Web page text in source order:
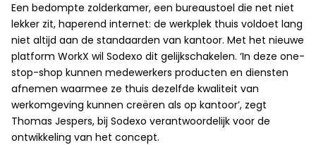
Een bedompte zolderkamer, een bureaustoel die net niet
lekker zit, haperend internet: de werkplek thuis voldoet lang
niet altijd aan de standaarden van kantoor. Met het nieuwe
platform WorkX wil Sodexo dit gelijkschakelen. ‘In deze one-
stop-shop kunnen medewerkers producten en diensten
afnemen waarmee ze thuis dezelfde kwaliteit van
werkomgeving kunnen creëren als op kantoor’, zegt
Thomas Jespers, bij Sodexo verantwoordelijk voor de
ontwikkeling van het concept.